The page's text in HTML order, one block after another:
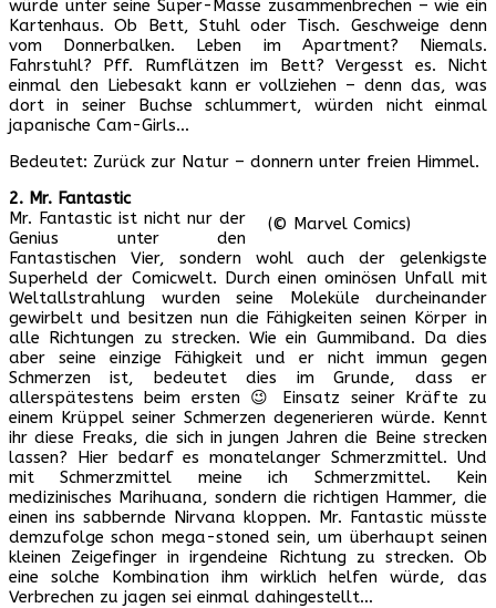
würde unter seine Super-Masse zusammenbrechen – wie ein
Kartenhaus. Ob Bett, Stuhl oder Tisch. Geschweige denn
vom Donnerbalken. Leben im Apartment? Niemals.
Fahrstuhl? Pff. Rumflätzen im Bett? Vergesst es. Nicht
einmal den Liebesakt kann er vollziehen – denn das, was
dort in seiner Buchse schlummert, würden nicht einmal
japanische Cam-Girls…
Bedeutet: Zurück zur Natur – donnern unter freien Himmel.
(© Marvel Comics)
2. Mr. Fantastic
Mr. Fantastic ist nicht nur der
Genius unter den
Fantastischen Vier, sondern wohl auch der gelenkigste
Superheld der Comicwelt. Durch einen ominösen Unfall mit
Weltallstrahlung wurden seine Moleküle durcheinander
gewirbelt und besitzen nun die Fähigkeiten seinen Körper in
alle Richtungen zu strecken. Wie ein Gummiband. Da dies
aber seine einzige Fähigkeit und er nicht immun gegen
Schmerzen ist, bedeutet dies im Grunde, dass er
allerspätestens beim ersten 😉 Einsatz seiner Kräfte zu
einem Krüppel seiner Schmerzen degenerieren würde. Kennt
ihr diese Freaks, die sich in jungen Jahren die Beine strecken
lassen? Hier bedarf es monatelanger Schmerzmittel. Und
mit Schmerzmittel meine ich Schmerzmittel. Kein
medizinisches Marihuana, sondern die richtigen Hammer, die
einen ins sabbernde Nirvana kloppen. Mr. Fantastic müsste
demzufolge schon mega-stoned sein, um überhaupt seinen
kleinen Zeigefinger in irgendeine Richtung zu strecken. Ob
eine solche Kombination ihm wirklich helfen würde, das
Verbrechen zu jagen sei einmal dahingestellt…